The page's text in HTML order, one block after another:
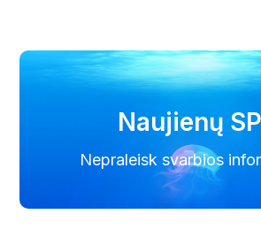
Naujienų
Nepraleisk svarbios